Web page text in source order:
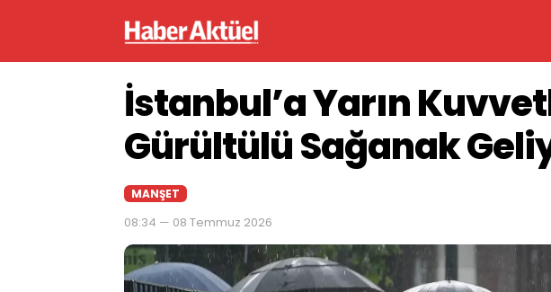
İstanbul’a Yarın
Gürültülü Sağanak
MANŞET
08:34 — 08 Temmuz 2026